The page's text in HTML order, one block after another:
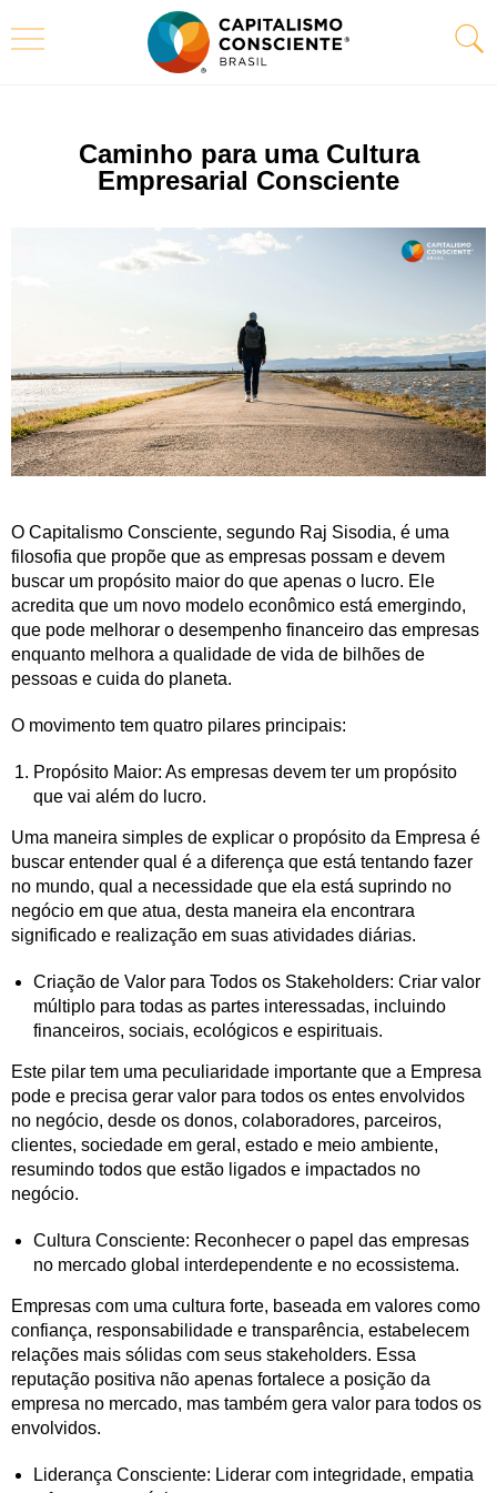
Caminho para uma Cultura
Empresarial Consciente
O Capitalismo Consciente, segundo Raj Sisodia, é uma
filosofia que propõe que as empresas possam e devem
buscar um propósito maior do que apenas o lucro. Ele
acredita que um novo modelo econômico está emergindo,
que pode melhorar o desempenho financeiro das empresas
enquanto melhora a qualidade de vida de bilhões de
pessoas e cuida do planeta.
O movimento tem quatro pilares principais:
Propósito Maior: As empresas devem ter um propósito
que vai além do lucro.
Uma maneira simples de explicar o propósito da Empresa é
buscar entender qual é a diferença que está tentando fazer
no mundo, qual a necessidade que ela está suprindo no
negócio em que atua, desta maneira ela encontrara
significado e realização em suas atividades diárias.
Criação de Valor para Todos os Stakeholders: Criar valor
múltiplo para todas as partes interessadas, incluindo
financeiros, sociais, ecológicos e espirituais.
Este pilar tem uma peculiaridade importante que a Empresa
pode e precisa gerar valor para todos os entes envolvidos
no negócio, desde os donos, colaboradores, parceiros,
clientes, sociedade em geral, estado e meio ambiente,
resumindo todos que estão ligados e impactados no
negócio.
Cultura Consciente: Reconhecer o papel das empresas
no mercado global interdependente e no ecossistema.
Empresas com uma cultura forte, baseada em valores como
confiança, responsabilidade e transparência, estabelecem
relações mais sólidas com seus stakeholders. Essa
reputação positiva não apenas fortalece a posição da
empresa no mercado, mas também gera valor para todos os
envolvidos.
Liderança Consciente: Liderar com integridade, empatia